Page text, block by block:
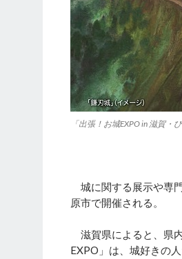
「出張！お城EXPO in 滋賀・
城に関する展示や専
原市で開催される。
滋賀県によると、県
EXPO」は、城好きの